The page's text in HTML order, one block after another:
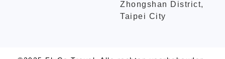
Zhongshan District,
Taipei City